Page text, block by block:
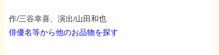
作/三谷幸喜、演出/山田和也
俳優名等から他のお品物を探す